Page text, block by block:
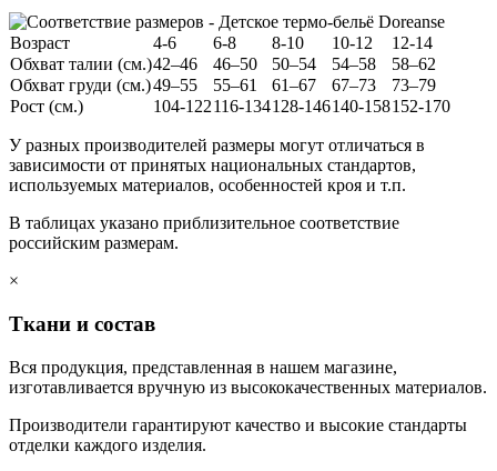
Возраст 4-6 6-8 8-10 10-12
12-14
Обхват талии (см.)42–46 46–50 50–54 54–58
58–62
Обхват груди (см.)49–55 55–61 61–67 67–73
73–79
Рост (см.)
104-122116-134128-146140-158152-170
У разных производителей размеры могут отличаться в
зависимости от принятых национальных стандартов,
используемых материалов, особенностей кроя и т.п.
В таблицах указано приблизительное соответствие
российским размерам.
×
Ткани и состав
Вся продукция, представленная в нашем магазине,
изготавливается вручную из высококачественных материалов.
Производители гарантируют качество и высокие стандарты
отделки каждого изделия.